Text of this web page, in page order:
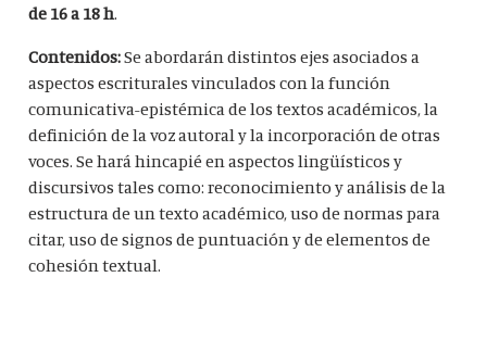
de 16 a 18h.
Contenidos:Se abordarán distintos ejes asociados a
aspectos escriturales vinculados con la función
comunicativa-epistémica de los textos académicos, la
definición de la voz autoral y la incorporación de otras
voces. Se hará hincapié en aspectos lingüísticos y
discursivos tales como: reconocimiento y análisis de la
estructura de un texto académico, uso de normas para
citar, uso de signos de puntuación y de elementos de
cohesión textual.